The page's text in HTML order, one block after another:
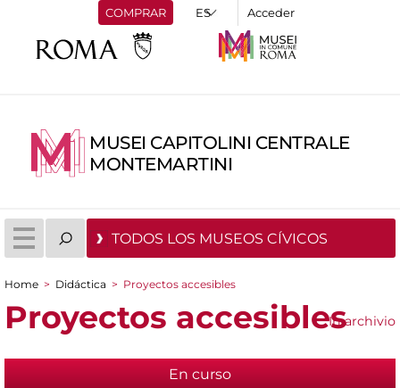
COMPRAR Acceder
MUSEI CAPITOLINI CENTRALE
MONTEMARTINI
TODOS LOS MUSEOS CÍVICOS
You are here
Home > Didáctica > Proyectos accesibles
Proyectos accesiblesIn archivio
En curso